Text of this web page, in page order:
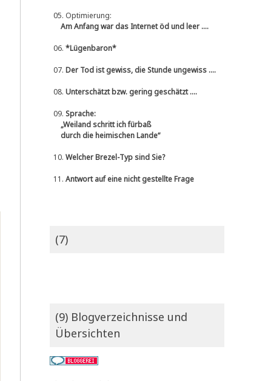
05. Optimierung:
Am Anfang war das Internet öd und leer ....
06. *Lügenbaron*
07. Der Tod ist gewiss, die Stunde ungewiss ....
08. Unterschätzt bzw. gering geschätzt ....
09. Sprache:
„Weiland schritt ich fürbaß
durch die heimischen Lande“
10. Welcher Brezel-Typ sind Sie?
11. Antwort auf eine nicht gestellte Frage
(7)
(9) Blogverzeichnisse und
Übersichten